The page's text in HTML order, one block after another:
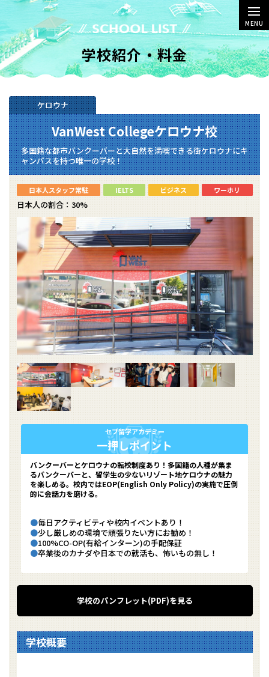
MENU
学校紹介・料金
ケロウナ
VanWest Collegeケロウナ校
多国籍な都市バンクーバーと大自然を満喫できる街ケロウナにキ
ャンパスを持つ唯一の学校！
日本人スタッフ常駐 IELTS ビジネス ワーホリ
日本人の割合：30%
セブ留学アカデミー
一押しポイント
バンクーバーとケロウナの転校制度あり！多国籍の人種が集ま
るバンクーバーと、留学生の少ないリゾート地ケロウナの魅力
を楽しめる。校内ではEOP(English Only Policy)の実施で圧倒
的に会話力を磨ける。
毎日アクティビティや校内イベントあり！
少し厳しめの環境で頑張りたい方にお勧め！
100%CO-OP(有給インターン)の手配保証
卒業後のカナダや日本での就活も、怖いもの無し！
学校のパンフレット(PDF)を見る
学校概要